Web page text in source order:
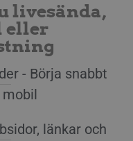
livesända,
eller
- Börja snabbt
mobil
länkar och